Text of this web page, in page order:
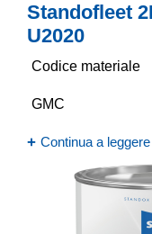
Standofleet
U2020
Codice materiale
GMC
Continua a leggere